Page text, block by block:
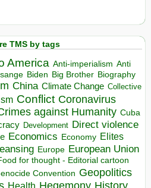
TMS by tags
America Anti-imperialism Anti
Biden Big Brother Biography
China Climate Change Collective
Conflict Coronavirus
against Humanity Cuba
Development Direct violence
Economics Economy Elites
Europe European Union
for thought - Editorial cartoon
Convention Geopolitics
Health Hegemony History